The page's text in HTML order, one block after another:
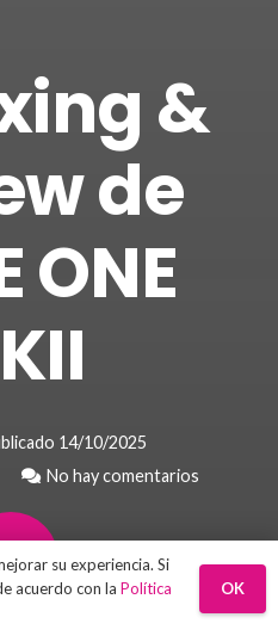
&
de
ONE
14/10/2025
No hay comentarios
su experiencia. Si
acuerdo con la Política
OK